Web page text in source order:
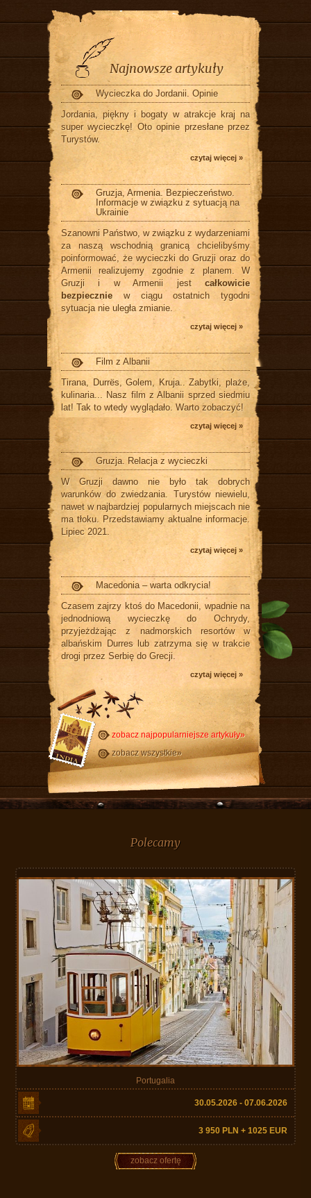
Najnowsze artykuły
Wycieczka do Jordanii. Opinie
Jordania, piękny i bogaty w atrakcje kraj na
super wycieczkę! Oto opinie przesłane przez
Turystów.
czytaj więcej »
Gruzja, Armenia. Bezpieczeństwo.
Informacje w związku z sytuacją na
Ukrainie
Szanowni Państwo, w związku z wydarzeniami
za naszą wschodnią granicą chcielibyśmy
poinformować, że wycieczki do Gruzji oraz do
Armenii realizujemy zgodnie z planem. W
Gruzji i w Armenii jest całkowicie
bezpiecznie w ciągu ostatnich tygodni
sytuacja nie uległa zmianie.
czytaj więcej »
Film z Albanii
Tirana, Durrës, Golem, Kruja.. Zabytki, plaże,
kulinaria... Nasz film z Albanii sprzed siedmiu
lat! Tak to wtedy wyglądało. Warto zobaczyć!
czytaj więcej »
Gruzja. Relacja z wycieczki
W Gruzji dawno nie było tak dobrych
warunków do zwiedzania. Turystów niewielu,
nawet w najbardziej popularnych miejscach nie
ma tłoku. Przedstawiamy aktualne informacje.
Lipiec 2021.
czytaj więcej »
Macedonia – warta odkrycia!
Czasem zajrzy ktoś do Macedonii, wpadnie na
jednodniową wycieczkę do Ochrydy,
przyjeżdżając z nadmorskich resortów w
albańskim Durres lub zatrzyma się w trakcie
drogi przez Serbię do Grecji.
czytaj więcej »
zobacz najpopularniejsze artykuły»
zobacz wszystkie»
Polecamy
Portugalia
30.05.2026 - 07.06.2026
3 950 PLN + 1025 EUR
zobacz ofertę